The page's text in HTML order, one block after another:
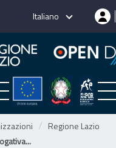
Italiano
Regione Lazio